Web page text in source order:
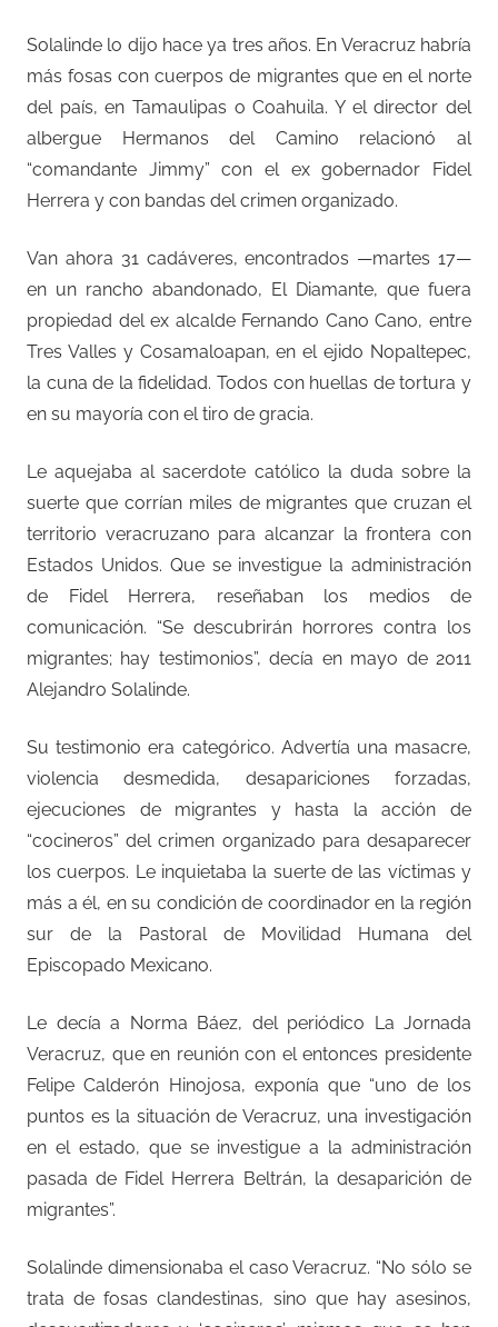
Solalinde lo dijo hace ya tres años. En Veracruz habría
más fosas con cuerpos de migrantes que en el norte
del país, en Tamaulipas o Coahuila. Y el director del
albergue Hermanos del Camino relacionó al
“comandante Jimmy” con el ex gobernador Fidel
Herrera y con bandas del crimen organizado.
Van ahora 31 cadáveres, encontrados —martes 17—
en un rancho abandonado, El Diamante, que fuera
propiedad del ex alcalde Fernando Cano Cano, entre
Tres Valles y Cosamaloapan, en el ejido Nopaltepec,
la cuna de la fidelidad. Todos con huellas de tortura y
en su mayoría con el tiro de gracia.
Le aquejaba al sacerdote católico la duda sobre la
suerte que corrían miles de migrantes que cruzan el
territorio veracruzano para alcanzar la frontera con
Estados Unidos. Que se investigue la administración
de Fidel Herrera, reseñaban los medios de
comunicación. “Se descubrirán horrores contra los
migrantes; hay testimonios”, decía en mayo de 2011
Alejandro Solalinde.
Su testimonio era categórico. Advertía una masacre,
violencia desmedida, desapariciones forzadas,
ejecuciones de migrantes y hasta la acción de
“cocineros” del crimen organizado para desaparecer
los cuerpos. Le inquietaba la suerte de las víctimas y
más a él, en su condición de coordinador en la región
sur de la Pastoral de Movilidad Humana del
Episcopado Mexicano.
Le decía a Norma Báez, del periódico La Jornada
Veracruz, que en reunión con el entonces presidente
Felipe Calderón Hinojosa, exponía que “uno de los
puntos es la situación de Veracruz, una investigación
en el estado, que se investigue a la administración
pasada de Fidel Herrera Beltrán, la desaparición de
migrantes”.
Solalinde dimensionaba el caso Veracruz. “No sólo se
trata de fosas clandestinas, sino que hay asesinos,